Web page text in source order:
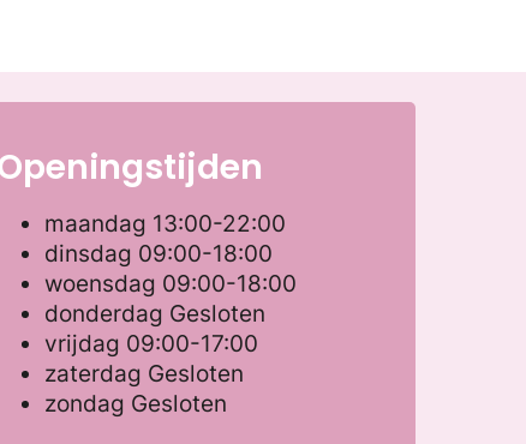
maandag 13:00-22:00
dinsdag 09:00-18:00
woensdag 09:00-18:00
donderdag Gesloten
vrijdag 09:00-17:00
zaterdag Gesloten
zondag Gesloten